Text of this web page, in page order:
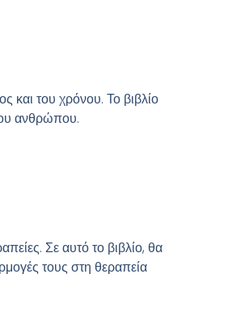
του χρόνου. Το βιβλίο
ανθρώπου.
Σε αυτό το βιβλίο, θα
τους στη θεραπεία